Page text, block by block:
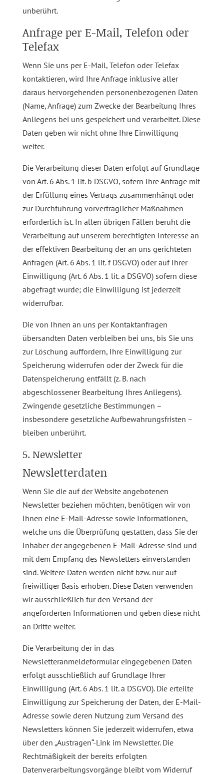
unberührt.
Anfrage per E-Mail, Telefon oder
Telefax
Wenn Sie uns per E-Mail, Telefon oder Telefax
kontaktieren, wird Ihre Anfrage inklusive aller
daraus hervorgehenden personenbezogenen Daten
(Name, Anfrage) zum Zwecke der Bearbeitung Ihres
Anliegens bei uns gespeichert und verarbeitet. Diese
Daten geben wir nicht ohne Ihre Einwilligung
weiter.
Die Verarbeitung dieser Daten erfolgt auf Grundlage
von Art. 6 Abs. 1 lit. b DSGVO, sofern Ihre Anfrage mit
der Erfüllung eines Vertrags zusammenhängt oder
zur Durchführung vorvertraglicher Maßnahmen
erforderlich ist. In allen übrigen Fällen beruht die
Verarbeitung auf unserem berechtigten Interesse an
der effektiven Bearbeitung der an uns gerichteten
Anfragen (Art. 6 Abs. 1 lit. f DSGVO) oder auf Ihrer
Einwilligung (Art. 6 Abs. 1 lit. a DSGVO) sofern diese
abgefragt wurde; die Einwilligung ist jederzeit
widerrufbar.
Die von Ihnen an uns per Kontaktanfragen
übersandten Daten verbleiben bei uns, bis Sie uns
zur Löschung auffordern, Ihre Einwilligung zur
Speicherung widerrufen oder der Zweck für die
Datenspeicherung entfällt (z. B. nach
abgeschlossener Bearbeitung Ihres Anliegens).
Zwingende gesetzliche Bestimmungen –
insbesondere gesetzliche Aufbewahrungsfristen –
bleiben unberührt.
5. Newsletter
Newsletter­daten
Wenn Sie die auf der Website angebotenen
Newsletter beziehen möchten, benötigen wir von
Ihnen eine E-Mail-Adresse sowie Informationen,
welche uns die Überprüfung gestatten, dass Sie der
Inhaber der angegebenen E-Mail-Adresse sind und
mit dem Empfang des Newsletters einverstanden
sind. Weitere Daten werden nicht bzw. nur auf
freiwilliger Basis erhoben. Diese Daten verwenden
wir ausschließlich für den Versand der
angeforderten Informationen und geben diese nicht
an Dritte weiter.
Die Verarbeitung der in das
Newsletteranmeldeformular eingegebenen Daten
erfolgt ausschließlich auf Grundlage Ihrer
Einwilligung (Art. 6 Abs. 1 lit. a DSGVO). Die erteilte
Einwilligung zur Speicherung der Daten, der E-Mail-
Adresse sowie deren Nutzung zum Versand des
Newsletters können Sie jederzeit widerrufen, etwa
über den „Austragen“-Link im Newsletter. Die
Rechtmäßigkeit der bereits erfolgten
Datenverarbeitungsvorgänge bleibt vom Widerruf